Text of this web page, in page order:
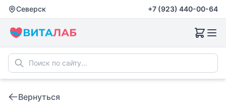
Северск +7 (923) 440-00-64
Вернуться